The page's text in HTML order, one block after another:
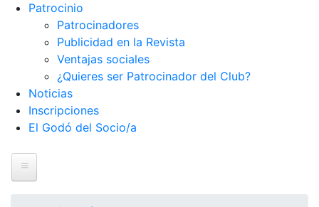
Patrocinio
Patrocinadores
Publicidad en la Revista
Ventajas sociales
¿Quieres ser Patrocinador del Club?
Noticias
Inscripciones
El Godó del Socio/a